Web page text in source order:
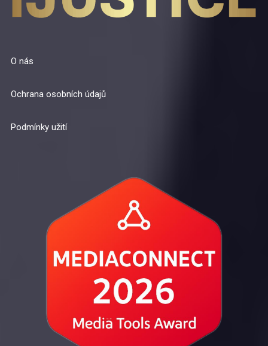
O nás
Ochrana osobních údajů
Podmínky užití